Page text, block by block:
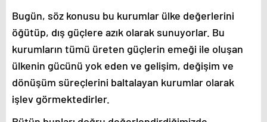
Bugün, söz konusu bu kurumlar ülke değerlerini
öğütüp, dış güçlere azık olarak sunuyorlar. Bu
kurumların tümü üreten güçlerin emeği ile oluşan
ülkenin gücünü yok eden ve gelişim, değişim ve
dönüşüm süreçlerini baltalayan kurumlar olarak
işlev görmektedirler.